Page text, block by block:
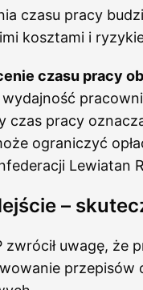
czasu pracy
kosztami i
czasu pracy
czas pracy
ograniczyć
Lewiatan
–
zwrócił uwagę, że